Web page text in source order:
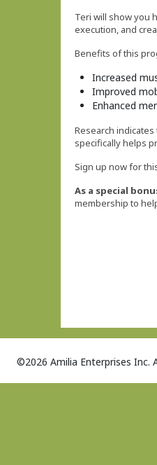
Teri will show you
execution, and
Benefits of this
Increased
Improved
Enhanced
Research
specifically helps
Sign up now for
As a special
membership to
©2026 Amilia Enterprises Inc.